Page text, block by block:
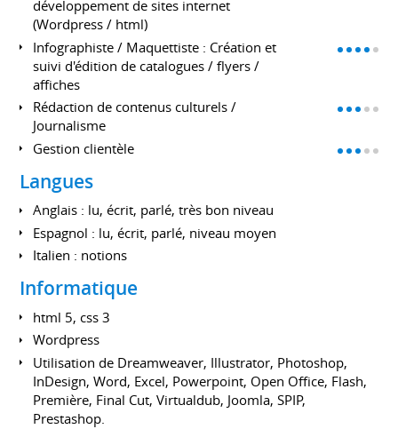
développement de sites internet
(Wordpress / html)
Infographiste / Maquettiste : Création et
suivi d'édition de catalogues / flyers /
affiches
Rédaction de contenus culturels /
Journalisme
Gestion clientèle
Langues
Anglais : lu, écrit, parlé, très bon niveau
Espagnol : lu, écrit, parlé, niveau moyen
Italien : notions
Informatique
html 5, css 3
Wordpress
Utilisation de Dreamweaver, Illustrator, Photoshop,
InDesign, Word, Excel, Powerpoint, Open Office, Flash,
Première, Final Cut, Virtualdub, Joomla, SPIP,
Prestashop.